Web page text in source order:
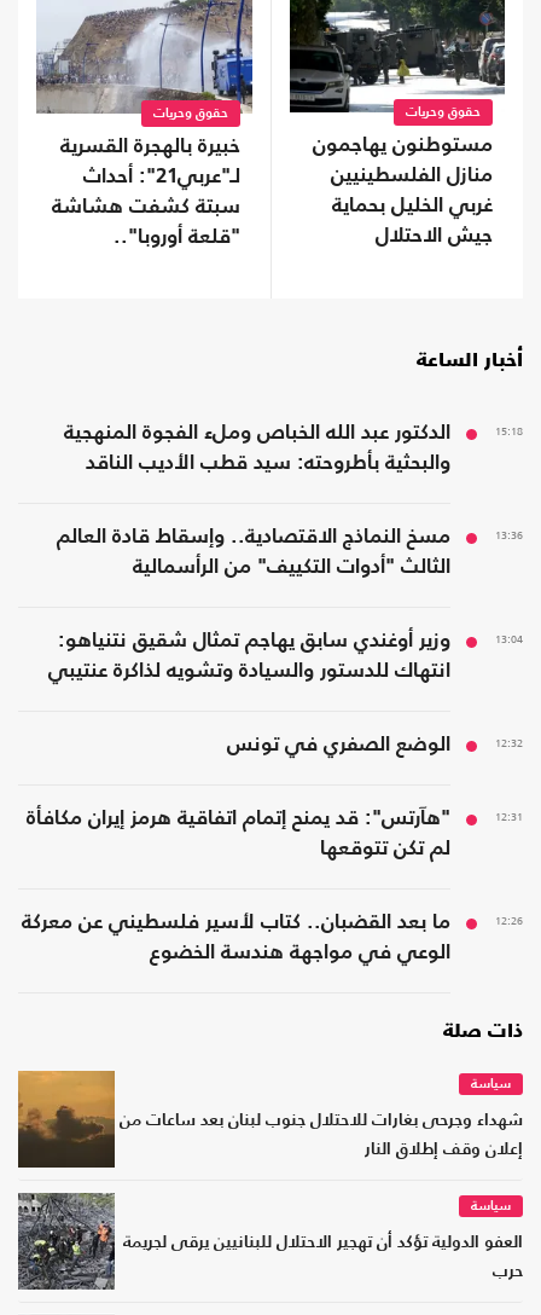
حقوق وحريات
مستوطنون يهاجمون
منازل الفلسطينيين
غربي الخليل بحماية
جيش الاحتلال
حقوق وحريات
خبيرة بالهجرة القسرية
لـ"عربي21": أحداث
سبتة كشفت هشاشة
"قلعة أوروبا"..
أخبار الساعة
15:18
الدكتور عبد الله الخباص وملء الفجوة المنهجية
والبحثية بأطروحته: سيد قطب الأديب الناقد
13:36
مسخ النماذج الاقتصادية.. وإسقاط قادة العالم
الثالث "أدوات التكييف" من الرأسمالية
13:04
وزير أوغندي سابق يهاجم تمثال شقيق نتنياهو:
انتهاك للدستور والسيادة وتشويه لذاكرة عنتيبي
12:32 الوضع الصفري في تونس
12:31
"هآرتس": قد يمنح إتمام اتفاقية هرمز إيران مكافأة
لم تكن تتوقعها
12:26
ما بعد القضبان.. كتاب لأسير فلسطيني عن معركة
الوعي في مواجهة هندسة الخضوع
ذات صلة
سياسة
شهداء وجرحى بغارات للاحتلال جنوب لبنان بعد ساعات من
إعلان وقف إطلاق النار
سياسة
العفو الدولية تؤكد أن تهجير الاحتلال للبنانيين يرقى لجريمة
حرب